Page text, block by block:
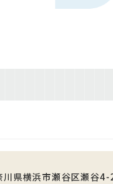
川県横浜市瀬谷区瀬谷